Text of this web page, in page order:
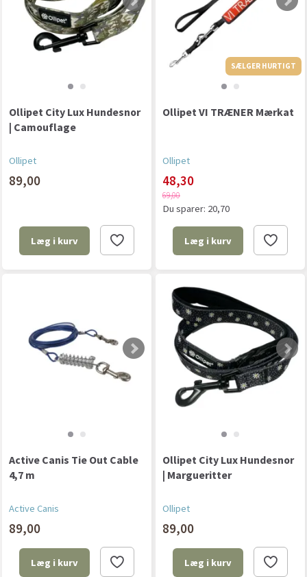
Ollipet City Lux Hundesnor
| Camouflage
Ollipet
89,00
Læg i kurv
SÆLGER HURTIGT
Ollipet VI TRÆNER Mærkat
Ollipet
48,30
69,00
Du sparer: 20,70
Læg i kurv
Active Canis Tie Out Cable
4,7 m
Active Canis
89,00
Læg i kurv
Ollipet City Lux Hundesnor
| Margueritter
Ollipet
89,00
Læg i kurv